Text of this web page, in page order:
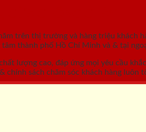
trên thị trường và hàng triệu khách
thành phố Hồ Chí Minh và & tại
lượng cao, đáp ứng mọi yêu cầu
chính sách chăm sóc khách hàng luôn